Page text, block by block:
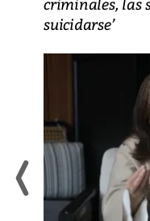
suicidarse’